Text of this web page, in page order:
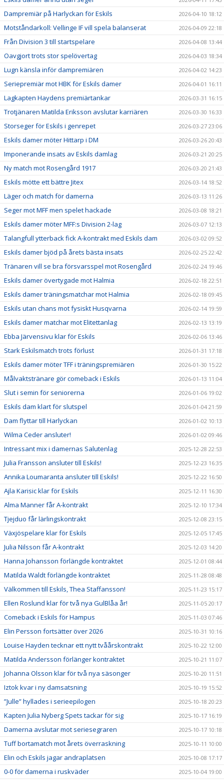
Dampremiär på Harlyckan för Eskils 2026-04-10 18:12
Motståndarkoll: Vellinge IF vill spela balanserat 2026-04-09 22:18
Från Division 3 till startspelare 2026-04-08 13:44
Oavgjort trots stor spelövertag 2026-04-03 18:34
Lugn känsla inför dampremiären 2026-04-02 14:23
Seriepremiär mot HBK för Eskils damer 2026-04-01 16:11
Lagkapten Haydens premiärtankar 2026-03-31 16:15
Trotjänaren Matilda Eriksson avslutar karriären 2026-03-30 16:33
Storseger för Eskils i genrepet 2026-03-27 23:06
Eskils damer möter Hittarp i DM 2026-03-26 20:43
Imponerande insats av Eskils damlag 2026-03-21 20:25
Ny match mot Rosengård 1917 2026-03-20 21:43
Eskils mötte ett bättre Jitex 2026-03-14 18:52
Läger och match för damerna 2026-03-13 11:26
Seger mot MFF men spelet hackade 2026-03-08 18:21
Eskils damer möter MFF:s Division 2-lag 2026-03-07 12:13
Talangfull ytterback fick A-kontrakt med Eskils dam 2026-03-02 09:52
Eskils damer bjöd på årets bästa insats 2026-02-25 22:42
Tränaren vill se bra försvarsspel mot Rosengård 2026-02-24 19:46
Eskils damer övertygade mot Halmia 2026-02-18 22:51
Eskils damer träningsmatchar mot Halmia 2026-02-18 09:45
Eskils utan chans mot fysiskt Husqvarna 2026-02-14 19:59
Eskils damer matchar mot Elitettanlag 2026-02-13 13:19
Ebba Järvensivu klar för Eskils 2026-02-06 13:46
Stark Eskilsmatch trots förlust 2026-01-31 17:18
Eskils damer möter TFF i träningspremiären 2026-01-30 15:22
Målvaktstränare gör comeback i Eskils 2026-01-13 11:04
Slut i semin för seniorerna 2026-01-06 19:02
Eskils dam klart för slutspel 2026-01-04 21:59
Dam flyttar till Harlyckan 2026-01-02 10:13
Wilma Ceder ansluter! 2026-01-02 09:46
Intressant mix i damernas Salutenlag 2025-12-28 22:53
Julia Fransson ansluter till Eskils! 2025-12-23 16:35
Annika Loumaranta ansluter till Eskils! 2025-12-22 16:50
Ajla Karisic klar för Eskils 2025-12-11 16:30
Alma Manner får A-kontrakt 2025-12-10 17:34
Tjejduo får lärlingskontrakt 2025-12-08 23:15
Växjöspelare klar för Eskils 2025-12-05 17:45
Julia Nilsson får A-kontrakt 2025-12-03 14:20
Hanna Johansson förlängde kontraktet 2025-12-01 08:44
Matilda Waldt förlängde kontraktet 2025-11-28 08:48
Välkommen till Eskils, Thea Staffansson! 2025-11-23 15:17
Ellen Roslund klar för två nya GulBlåa år! 2025-11-05 20:17
Comeback i Eskils för Hampus 2025-11-03 07:46
Elin Persson fortsätter över 2026 2025-10-31 10:16
Louise Hayden tecknar ett nytt tvåårskontrakt 2025-10-22 12:00
Matilda Andersson förlänger kontraktet 2025-10-21 11:07
Johanna Olsson klar för två nya säsonger 2025-10-20 11:51
Iztok kvar i ny damsatsning 2025-10-19 15:52
”Julle” hyllades i serieepilogen 2025-10-18 20:23
Kapten Julia Nyberg Spets tackar för sig 2025-10-17 16:19
Damerna avslutar mot seriesegraren 2025-10-17 10:18
Tuff bortamatch mot årets överraskning 2025-10-11 10:00
Elin och Eskils jagar andraplatsen 2025-10-08 17:17
0-0 för damerna i ruskväder 2025-10-04 19:00